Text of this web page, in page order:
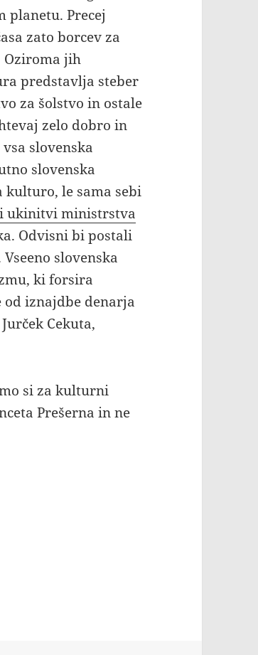
planetu. Precej
zato borcev za
Oziroma jih
predstavlja steber
za šolstvo in ostale
zelo dobro in
slovenska
slovenska
le sama sebi
ukinitvi ministrstva
Odvisni bi postali
slovenska
ki forsira
iznajdbe denarja
Cekuta,
si za kulturni
Prešerna in ne